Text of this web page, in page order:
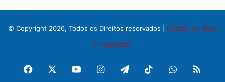
© Copyright 2026, Todos os Direitos reservados | Criação de Sites
em Salvador
Facebook YouTubeInstagram
TelegramTikTokWhatsApp
RSS